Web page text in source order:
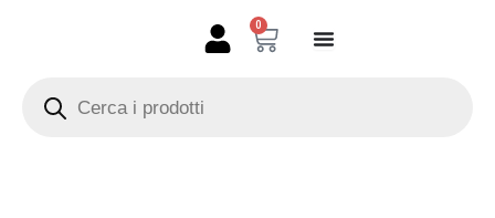
0
Carrello
search